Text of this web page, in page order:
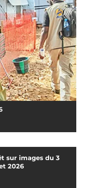
sur images du 3
2026